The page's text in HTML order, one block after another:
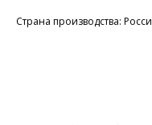
Страна производства: